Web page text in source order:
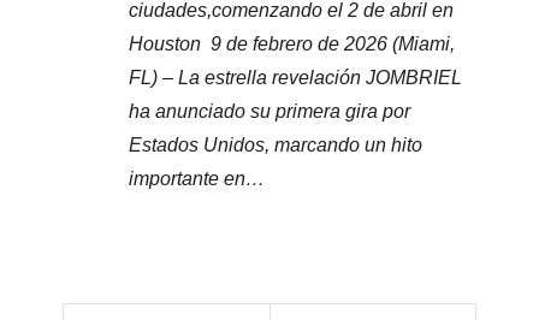
ciudades,comenzando el 2 de abril en
Houston 9 de febrero de 2026 (Miami,
FL) – La estrella revelación JOMBRIEL
ha anunciado su primera gira por
Estados Unidos, marcando un hito
importante en…